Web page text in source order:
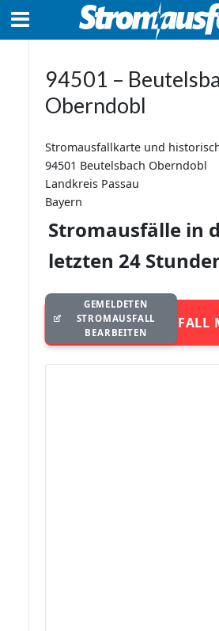
94501 –
Oberndobl
Stromausfallkarte und
94501 Beutelsbach Oberndobl
Landkreis Passau
Bayern
Stromausfälle in
letzten 24
STROMAUSFALL
GEMELDETEN
STROMAUSFALL
BEARBEITEN